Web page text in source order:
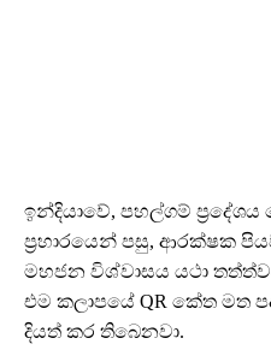
ඉන්දියාවේ, පහල්ගම් ප්‍රදේශය
ප්‍රහාරයෙන් පසු, ආරක්ෂක
මහජන විශ්වාසය යථා
එම කලාපයේ QR කේත මත
දියත් කර තිබෙනවා.